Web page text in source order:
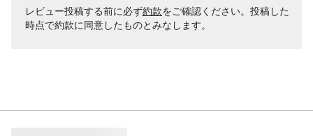
レビュー投稿する前に必ず約款をご確認ください。投稿した
時点で約款に同意したものとみなします。